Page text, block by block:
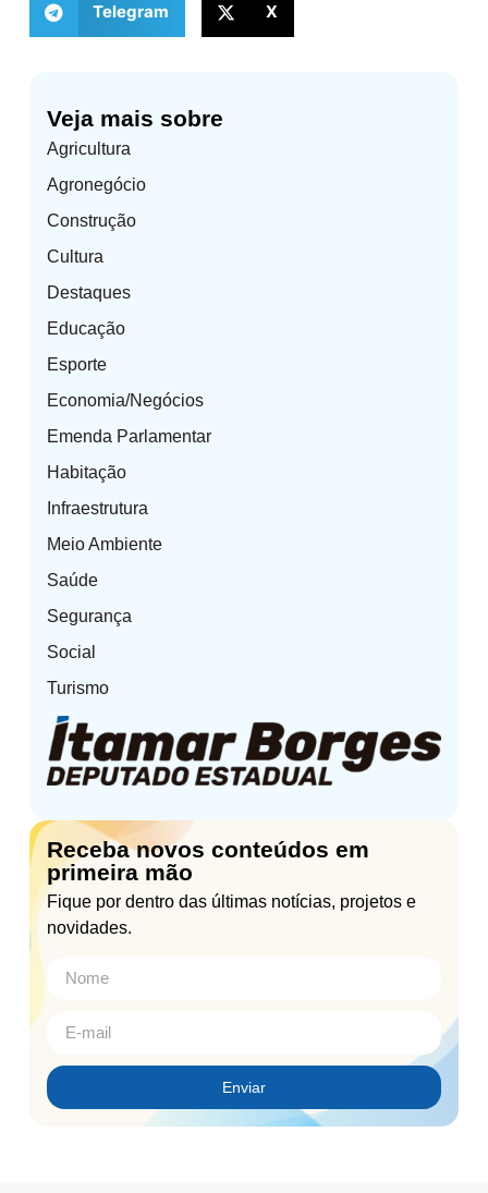
Veja mais sobre
Agricultura
Agronegócio
Construção
Cultura
Destaques
Educação
Esporte
Economia/Negócios
Emenda Parlamentar
Habitação
Infraestrutura
Meio Ambiente
Saúde
Segurança
Social
Turismo
Receba novos conteúdos em
primeira mão
Fique por dentro das últimas notícias, projetos e
novidades.
Enviar
Telegram X